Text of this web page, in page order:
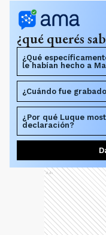
¿qué querés
¿Qué
le habían hecho a
¿Cuándo fue
¿Por qué Luque
declaración?
Ads